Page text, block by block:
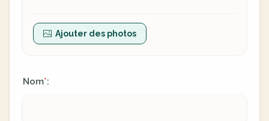
Ajouter des photos
Nom*: